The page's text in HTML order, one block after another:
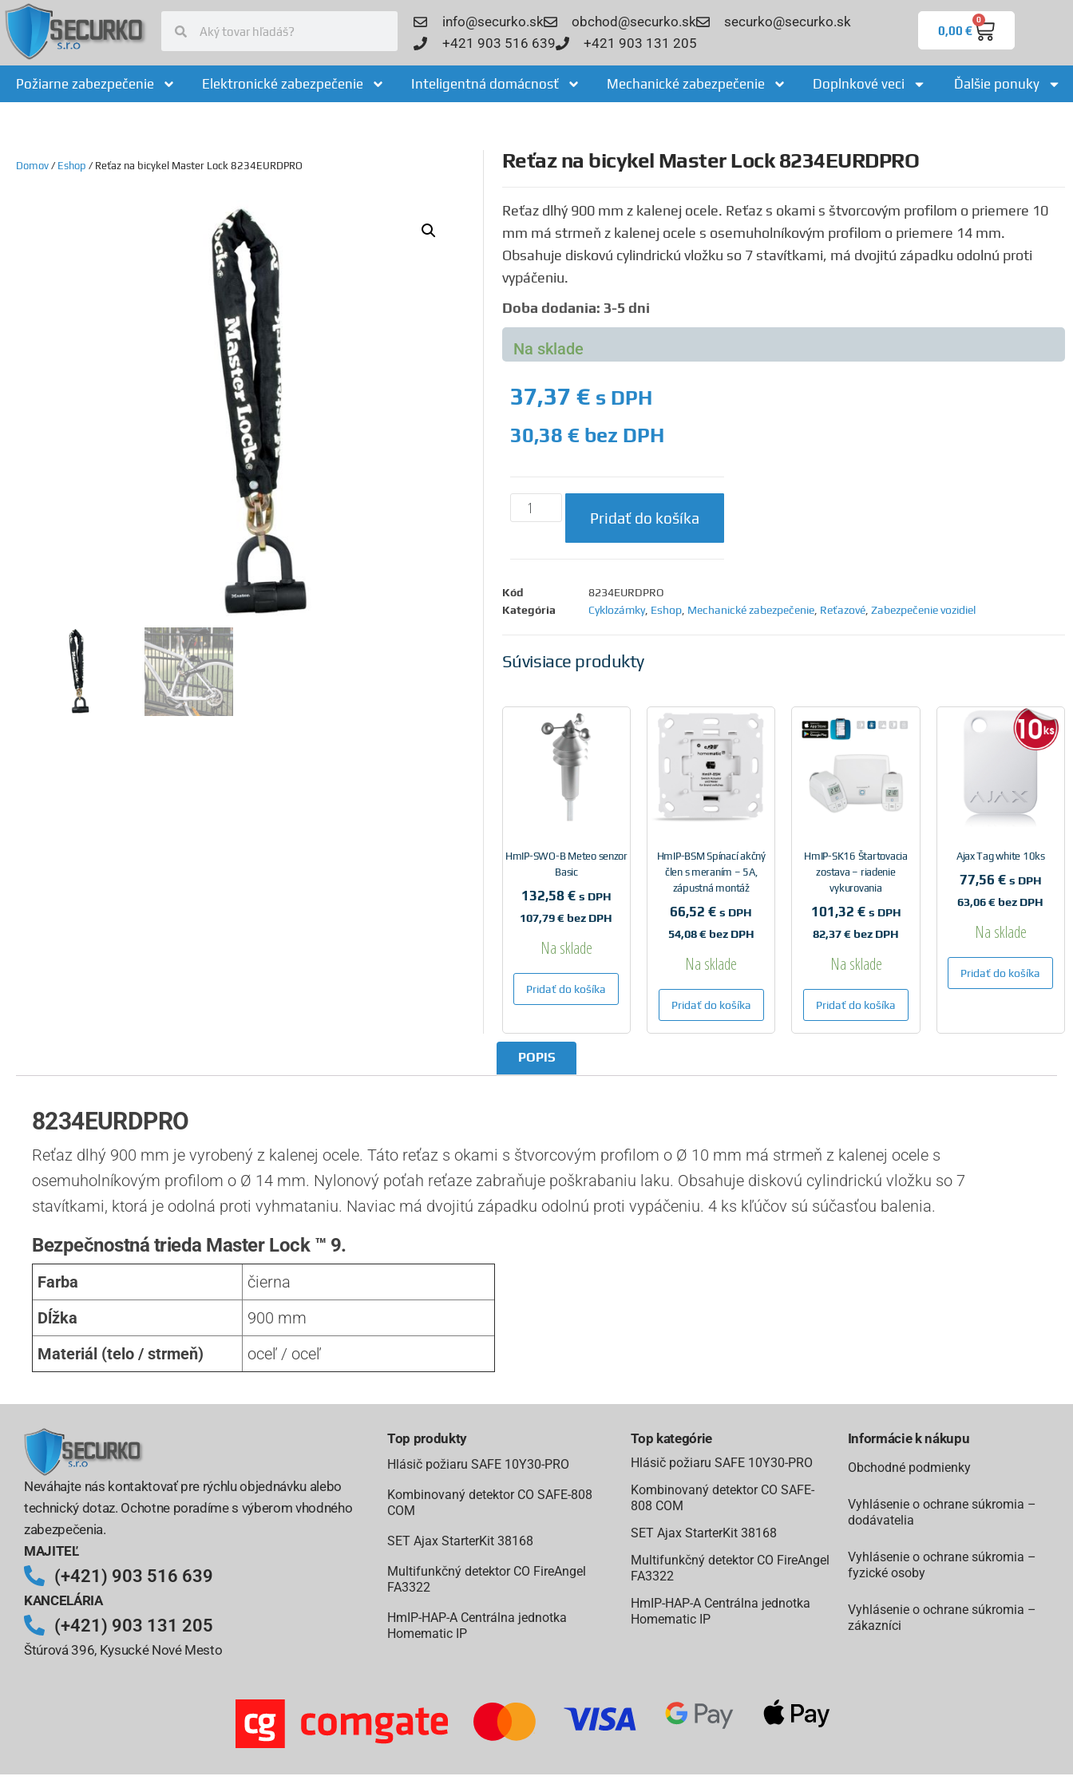
info@securko.sk obchod@securko.sk
securko@securko.sk
+421 903 516 639
+421 903 131 205
0,00 €
0
Požiarne zabezpečenie Elektronické zabezpečenie Inteligentná domácnosť Mechanické zabezpečenie Doplnkové veci Ďalšie ponuky
Domov / Eshop / Reťaz na bicykel Master Lock 8234EURDPRO Reťaz na bicykel Master Lock 8234EURDPRO
Reťaz dlhý 900 mm z kalenej ocele. Reťaz s okami s štvorcovým profilom o priemere 10
mm má strmeň z kalenej ocele s osemuholníkovým profilom o priemere 14 mm.
Obsahuje diskovú cylindrickú vložku so 7 stavítkami, má dvojitú západku odolnú proti
vypáčeniu.
Doba dodania: 3-5 dni
Na sklade
37,37 € s DPH
30,38 €bez DPH
Pridať do košíka
Kód
8234EURDPRO
Kategória
Cyklozámky, Eshop, Mechanické zabezpečenie, Reťazové, Zabezpečenie vozidiel
Súvisiace produkty
HmIP-SWO-B Meteo senzor
Basic
132,58 € s DPH
107,79€ bez DPH
Na sklade
Pridať do košíka
HmIP-BSM Spínací akčný
člen s meraním – 5A,
zápustná montáž
66,52€ s DPH
54,08€bez DPH
Na sklade
Pridať do košíka
HmIP-SK16 Štartovacia
zostava – riadenie
vykurovania
101,32 € s DPH
82,37€ bez DPH
Na sklade
Pridať do košíka
Ajax Tag white 10ks
77,56 € s DPH
63,06€ bez DPH
Na sklade
Pridať do košíka
POPIS
8234EURDPRO
Reťaz dlhý 900 mm je vyrobený z kalenej ocele. Táto reťaz s okami s štvorcovým profilom o Ø 10 mm má strmeň z kalenej ocele s
osemuholníkovým profilom o Ø 14 mm. Nylonový poťah reťaze zabraňuje poškrabaniu laku. Obsahuje diskovú cylindrickú vložku so 7
stavítkami, ktorá je odolná proti vyhmataniu. Naviac má dvojitú západku odolnú proti vypáčeniu. 4 ks kľúčov sú súčasťou balenia.
Bezpečnostná trieda Master Lock ™ 9.
Farba
čierna
Dĺžka
900 mm
Materiál (telo / strmeň)
oceľ / oceľ
Neváhajte nás kontaktovať pre rýchlu objednávku alebo
technický dotaz. Ochotne poradíme s výberom vhodného
zabezpečenia.
MAJITEĽ
(+421) 903 516 639
KANCELÁRIA
(+421) 903 131 205
Štúrová 396, Kysucké Nové Mesto
Top produkty
Hlásič požiaru SAFE 10Y30-PRO
Kombinovaný detektor CO SAFE-808
COM
SET Ajax StarterKit 38168
Multifunkčný detektor CO FireAngel
FA3322
HmIP-HAP-A Centrálna jednotka
Homematic IP
Top kategórie
Hlásič požiaru SAFE 10Y30-PRO
Kombinovaný detektor CO SAFE-
808 COM
SET Ajax StarterKit 38168
Multifunkčný detektor CO FireAngel
FA3322
HmIP-HAP-A Centrálna jednotka
Homematic IP
Informácie k nákupu
Obchodné podmienky
Vyhlásenie o ochrane súkromia –
dodávatelia
Vyhlásenie o ochrane súkromia –
fyzické osoby
Vyhlásenie o ochrane súkromia –
zákazníci